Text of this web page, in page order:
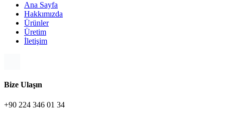
Ana Sayfa
Hakkımızda
Ürünler
Üretim
İletişim
Bize Ulaşın
+90 224 346 01 34